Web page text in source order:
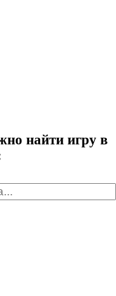
найти игру в